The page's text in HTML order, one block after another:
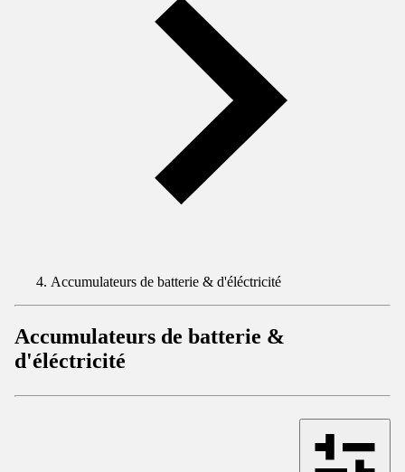
Accumulateurs de batterie & d'éléctricité
Accumulateurs de batterie &
d'éléctricité